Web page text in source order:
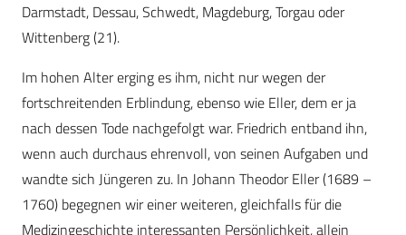
Darmstadt, Dessau, Schwedt, Magdeburg, Torgau oder
Wittenberg (21).
Im hohen Alter erging es ihm, nicht nur wegen der
fortschreitenden Erblindung, ebenso wie Eller, dem er ja
nach dessen Tode nachgefolgt war. Friedrich entband ihn,
wenn auch durchaus ehrenvoll, von seinen Aufgaben und
wandte sich Jüngeren zu. In Johann Theodor Eller (1689 –
1760) begegnen wir einer weiteren, gleichfalls für die
Medizingeschichte interessanten Persönlichkeit, allein